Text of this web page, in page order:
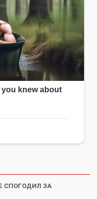
СПОГОДИЛ ЗА